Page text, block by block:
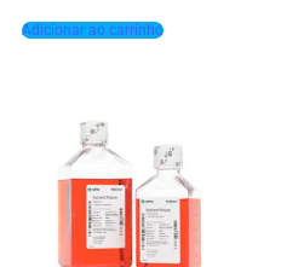
Adicionar ao carrinho